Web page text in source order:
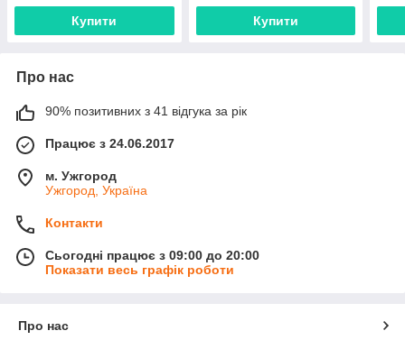
Купити Купити
Про нас
90% позитивних з 41 відгука за рік
Працює з 24.06.2017
м. Ужгород
Ужгород, Україна
Контакти
Сьогодні працює з 09:00 до 20:00
Показати весь графік роботи
Про нас